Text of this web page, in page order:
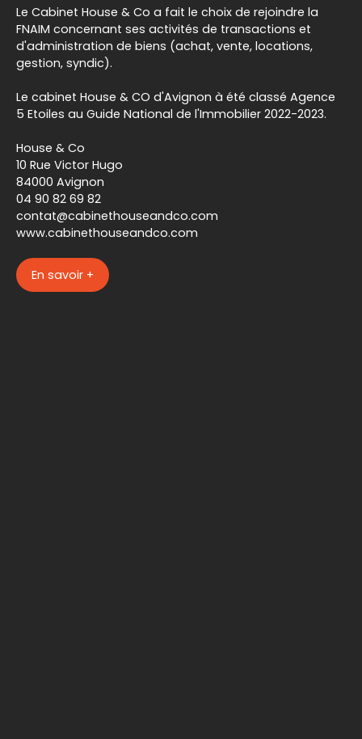
Le Cabinet House & Co a fait le choix de rejoindre la
FNAIM concernant ses activités de transactions et
d'administration de biens (achat, vente, locations,
gestion, syndic).
Le cabinet House & CO d'Avignon à été classé Agence
5 Etoiles au Guide National de l'Immobilier 2022-2023.
House & Co
10 Rue Victor Hugo
84000 Avignon
04 90 82 69 82
contat@cabinethouseandco.com
www.cabinethouseandco.com
En savoir +